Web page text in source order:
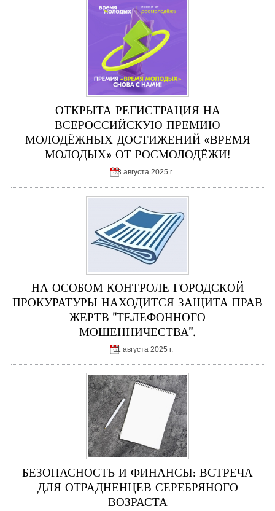
ОТКРЫТА РЕГИСТРАЦИЯ НА
ВСЕРОССИЙСКУЮ ПРЕМИЮ
МОЛОДЁЖНЫХ ДОСТИЖЕНИЙ «ВРЕМЯ
МОЛОДЫХ» ОТ РОСМОЛОДЁЖИ!
13 августа 2025 г.
НА ОСОБОМ КОНТРОЛЕ ГОРОДСКОЙ
ПРОКУРАТУРЫ НАХОДИТСЯ ЗАЩИТА ПРАВ
ЖЕРТВ "ТЕЛЕФОННОГО
МОШЕННИЧЕСТВА".
11 августа 2025 г.
БЕЗОПАСНОСТЬ И ФИНАНСЫ: ВСТРЕЧА
ДЛЯ ОТРАДНЕНЦЕВ СЕРЕБРЯНОГО
ВОЗРАСТА